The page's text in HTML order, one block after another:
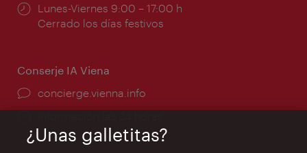
Horarios
de
Lunes-Viernes 9:00 – 17:00 h
Cerrado los días festivos
Conserje IA Viena
concierge.vienna.info
¿Unas galletitas?